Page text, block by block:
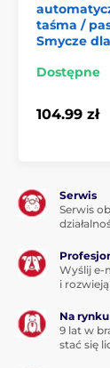
łatwą
ma psa wie,
Jeden
hamulca
W
przez
Reedog
taśma /
Smycze
Dostępne
104.99 zł
Serwis
Serwis
Wyślij e-
i
Na
9 lat w
stać się